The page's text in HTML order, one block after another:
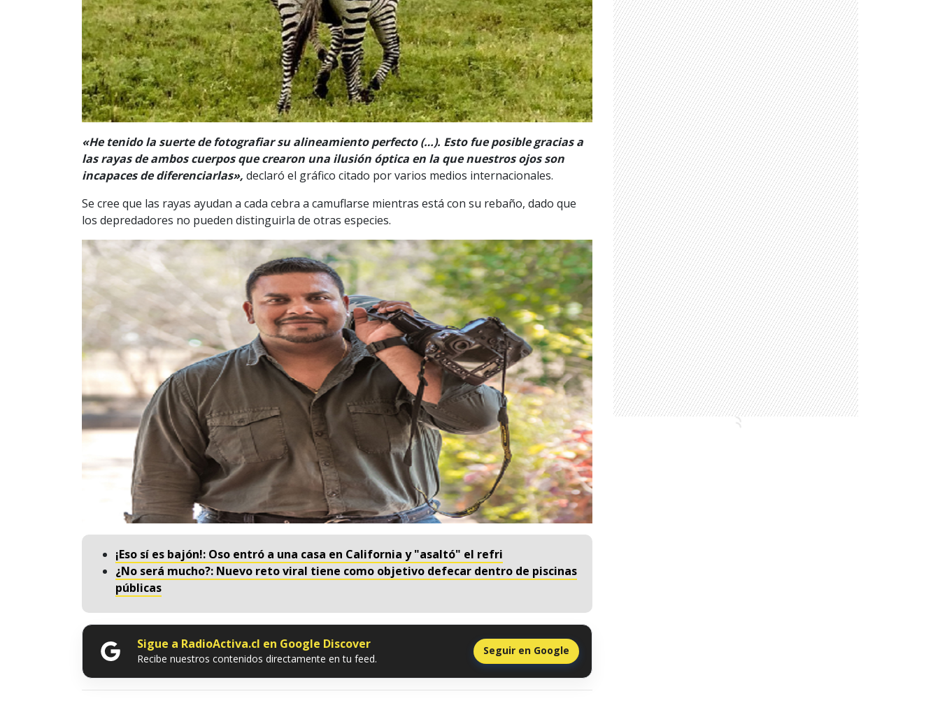
«He tenido la suerte de fotografiar su alineamiento perfecto (…). Esto fue posible gracias a
las rayas de ambos cuerpos que crearon una ilusión óptica en la que nuestros ojos son
incapaces de diferenciarlas», declaró el gráfico citado por varios medios internacionales.
Se cree que las rayas ayudan a cada cebra a camuflarse mientras está con su rebaño, dado que
los depredadores no pueden distinguirla de otras especies.
¡Eso sí es bajón!: Oso entró a una casa en California y "asaltó" el refri
¿No será mucho?: Nuevo reto viral tiene como objetivo defecar dentro de piscinas
públicas
Sigue a RadioActiva.cl en Google Discover
Recibe nuestros contenidos directamente en tu feed.
Seguir en Google